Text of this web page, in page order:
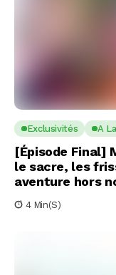
Exclusivités A
[Épisode Final]
le sacre, les
aventure hors
4 Min(s)